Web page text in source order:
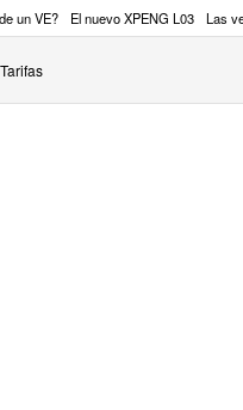
un VE? El nuevo XPENG L03 Las
Tarifas